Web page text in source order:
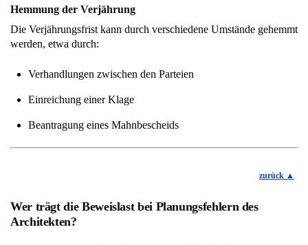
Hemmung der Verjährung
Die Verjährungsfrist kann durch verschiedene Umstände gehemmt
werden, etwa durch:
Verhandlungen zwischen den Parteien
Einreichung einer Klage
Beantragung eines Mahnbescheids
zurück
Wer trägt die Beweislast bei Planungsfehlern des
Architekten?